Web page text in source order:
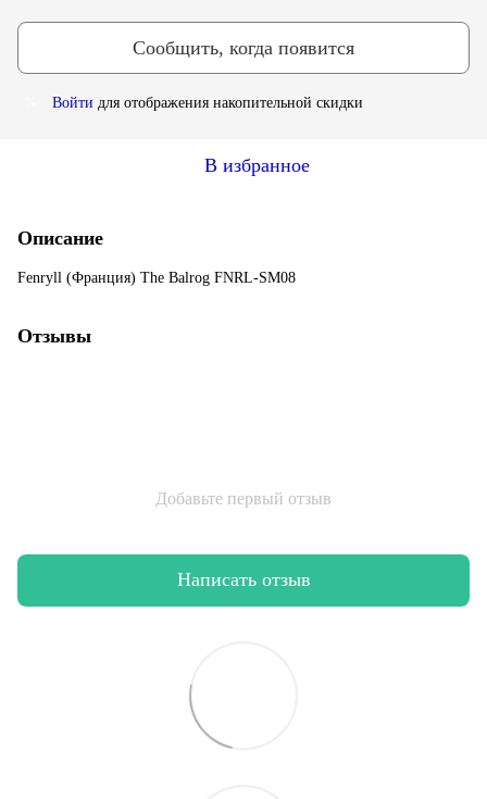
Сообщить, когда появится
Войти для отображения накопительной скидки
В избранное
Описание
Fenryll (Франция) The Balrog FNRL-SM08
Отзывы
Добавьте первый отзыв
Написать отзыв